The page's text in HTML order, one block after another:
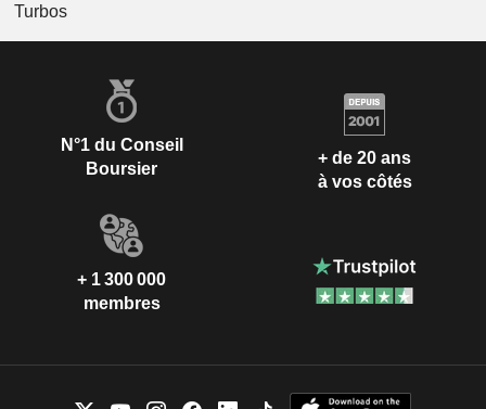
Turbos
N°1 du Conseil
Boursier
+ de 20 ans
à vos côtés
+ 1 300 000
membres